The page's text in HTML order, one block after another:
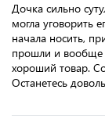
Дочка сильно
могла уговорить
начала носить,
прошли и вообще
хороший товар.
Останетесь